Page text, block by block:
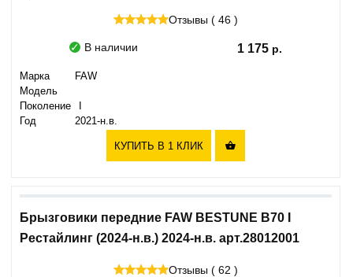
Отзывы ( 46 )
В наличии 1 175
Марка
FAW
Модель
Поколение
Год
2021-н.в.
КУПИТЬ В 1 КЛИК 
Брызговики передние FAW BESTUNE B70 I
Рестайлинг (2024-н.в.) 2024-н.в. арт.28012001
Отзывы ( 62 )